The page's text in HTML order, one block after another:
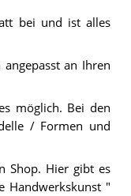
bei und ist alles
an Ihren
möglich. Bei den
/ Formen und
Shop. Hier gibt es
Handwerkskunst "